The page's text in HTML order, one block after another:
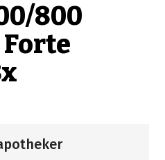
800